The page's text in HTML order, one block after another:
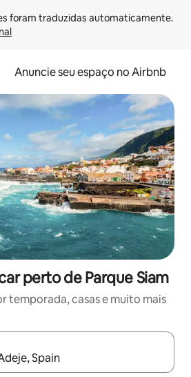
Anuncie seu espaço no Airbnb
perto de Parque Siam
temporada, casas e muito mais
estiverem disponíveis, explore-os